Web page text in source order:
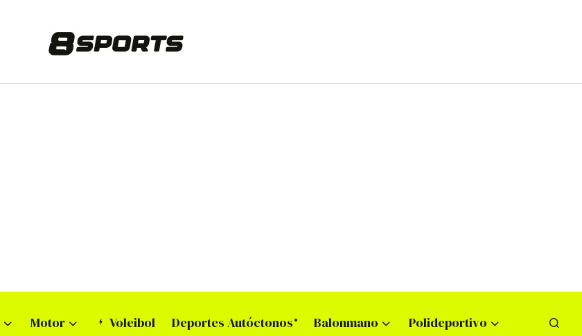
Motor Voleibol Deportes Autóctonos Balonmano Polideportivo